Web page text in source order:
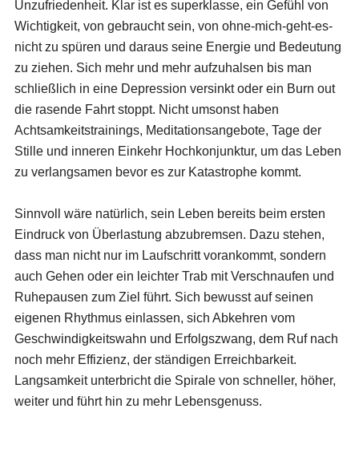
Unzufriedenheit. Klar ist es superklasse, ein Gefühl von
Wichtigkeit, von gebraucht sein, von ohne-mich-geht-es-
nicht zu spüren und daraus seine Energie und Bedeutung
zu ziehen. Sich mehr und mehr aufzuhalsen bis man
schließlich in eine Depression versinkt oder ein Burn out
die rasende Fahrt stoppt. Nicht umsonst haben
Achtsamkeitstrainings, Meditationsangebote, Tage der
Stille und inneren Einkehr Hochkonjunktur, um das Leben
zu verlangsamen bevor es zur Katastrophe kommt.
Sinnvoll wäre natürlich, sein Leben bereits beim ersten
Eindruck von Überlastung abzubremsen. Dazu stehen,
dass man nicht nur im Laufschritt vorankommt, sondern
auch Gehen oder ein leichter Trab mit Verschnaufen und
Ruhepausen zum Ziel führt. Sich bewusst auf seinen
eigenen Rhythmus einlassen, sich Abkehren vom
Geschwindigkeitswahn und Erfolgszwang, dem Ruf nach
noch mehr Effizienz, der ständigen Erreichbarkeit.
Langsamkeit unterbricht die Spirale von schneller, höher,
weiter und führt hin zu mehr Lebensgenuss.